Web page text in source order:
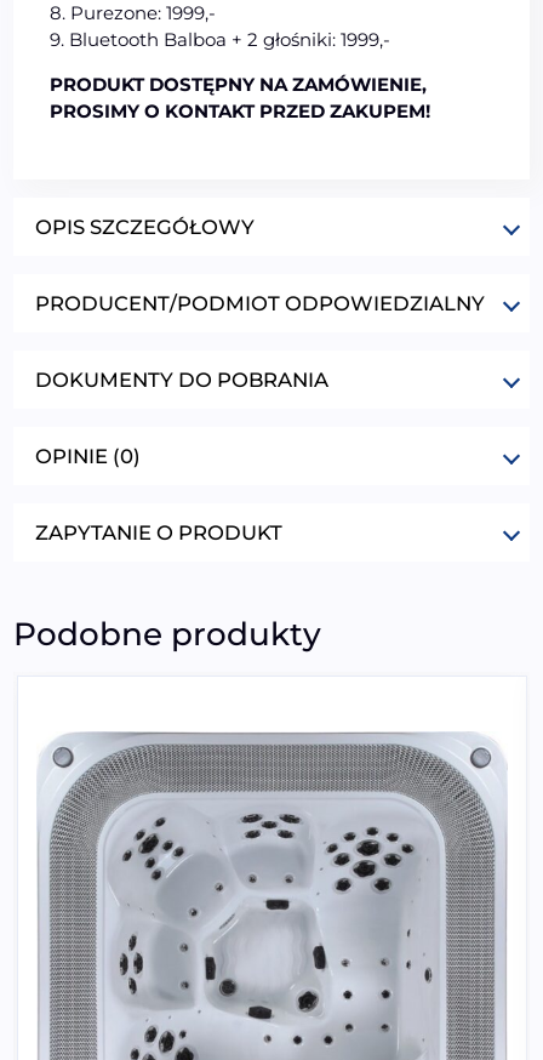
8. Purezone: 1999,-
9. Bluetooth Balboa + 2 głośniki: 1999,-
PRODUKT DOSTĘPNY NA ZAMÓWIENIE,
PROSIMY O KONTAKT PRZED ZAKUPEM!
OPIS SZCZEGÓŁOWY
PRODUCENT/PODMIOT ODPOWIEDZIALNY
DOKUMENTY DO POBRANIA
OPINIE (0)
ZAPYTANIE O PRODUKT
Podobne produkty